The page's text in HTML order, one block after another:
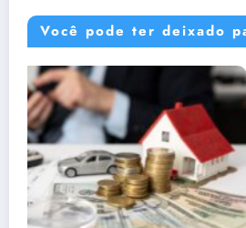
Você pode ter deixado
DICAS